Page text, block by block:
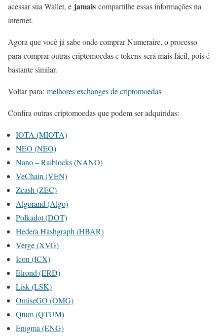
acessar sua Wallet, e jamais compartilhe essas informações na
internet.
Agora que você já sabe onde comprar Numeraire, o processo
para comprar outras criptomoedas e tokens será mais fácil, pois é
bastante similar.
Voltar para: melhores exchanges de criptomoedas
Confira outras criptomoedas que podem ser adquiridas:
IOTA (MIOTA)
NEO (NEO)
Nano – Raiblocks (NANO)
VeChain (VEN)
Zcash (ZEC)
Algorand (Algo)
Polkadot (DOT)
Hedera Hashgraph (HBAR)
Verge (XVG)
Icon (ICX)
Elrond (ERD)
Lisk (LSK)
OmiseGO (OMG)
Qtum (QTUM)
Enigma (ENG)